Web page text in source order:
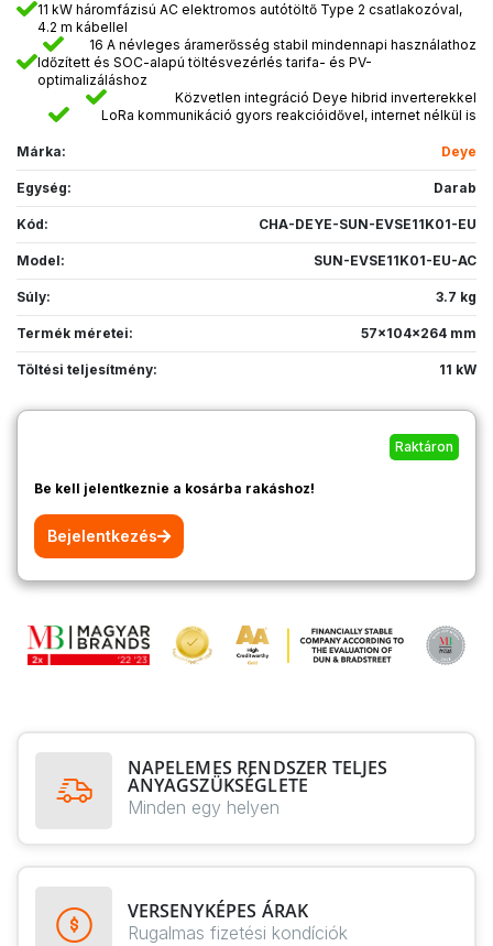
11 kW háromfázisú AC elektromos autótöltő Type 2 csatlakozóval,
4.2 m kábellel
16 A névleges áramerősség stabil mindennapi használathoz
Időzített és SOC-alapú töltésvezérlés tarifa- és PV-
optimalizáláshoz
Közvetlen integráció Deye hibrid inverterekkel
LoRa kommunikáció gyors reakcióidővel, internet nélkül is
Márka: Deye
Egység: Darab
Kód: CHA-DEYE-SUN-EVSE11K01-EU
Model: SUN-EVSE11K01-EU-AC
Súly: 3.7 kg
Termék méretei: 57x104x264 mm
Töltési teljesítmény: 11 kW
Raktáron
Be kell jelentkeznie a kosárba rakáshoz!
Bejelentkezés
NAPELEMES RENDSZER TELJES
ANYAGSZÜKSÉGLETE
Minden egy helyen
VERSENYKÉPES ÁRAK
Rugalmas fizetési kondíciók